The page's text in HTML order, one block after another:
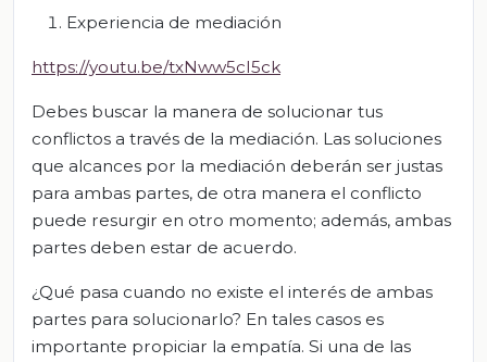
Experiencia de mediación
https://youtu.be/txNww5cI5ck
Debes buscar la manera de solucionar tus
conflictos a través de la mediación. Las soluciones
que alcances por la mediación deberán ser justas
para ambas partes, de otra manera el conflicto
puede resurgir en otro momento; además, ambas
partes deben estar de acuerdo.
¿Qué pasa cuando no existe el interés de ambas
partes para solucionarlo? En tales casos es
importante propiciar la empatía. Si una de las